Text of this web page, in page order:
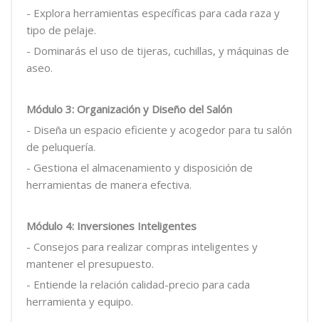
- Explora herramientas específicas para cada raza y
tipo de pelaje.
- Dominarás el uso de tijeras, cuchillas, y máquinas de
aseo.
Módulo 3: Organización y Diseño del Salón
- Diseña un espacio eficiente y acogedor para tu salón
de peluquería.
- Gestiona el almacenamiento y disposición de
herramientas de manera efectiva.
Módulo 4: Inversiones Inteligentes
- Consejos para realizar compras inteligentes y
mantener el presupuesto.
- Entiende la relación calidad-precio para cada
herramienta y equipo.